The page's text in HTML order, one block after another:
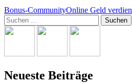
Bonus-CommunityOnline Geld
Suchen
nach:
Neueste Beiträge